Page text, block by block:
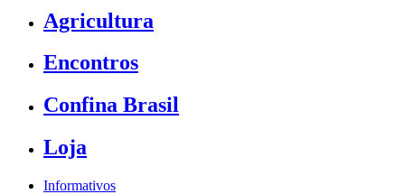
Agricultura
Encontros
Confina Brasil
Loja
Informativos